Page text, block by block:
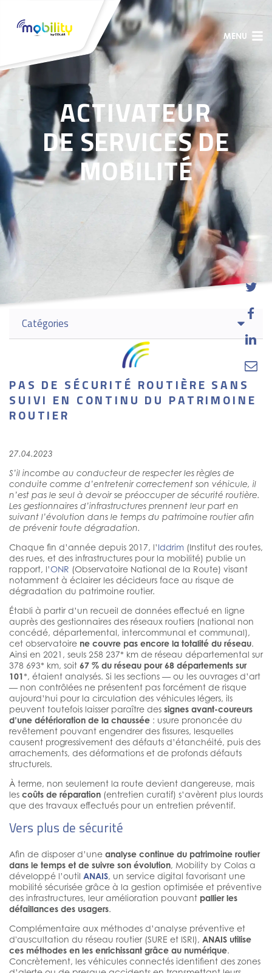
MENU
ACTIVATEUR
DE SERVICES DE
MOBILITÉ
PAS DE SÉCURITÉ ROUTIÈRE SANS
SUIVI EN CONTINU DU PATRIMOINE
ROUTIER
27.04.2023
S’il incombe au conducteur de respecter les règles de
conduite comme d’entretenir correctement son véhicule, il
n’est pas le seul à devoir se préoccuper de sécurité routière.
Les gestionnaires d’infrastructures prennent leur part en
suivant l’évolution dans le temps du patrimoine routier afin
de prévenir toute dégradation.
Chaque fin d’année depuis 2017, l’Iddrim (Institut des routes,
des rues, et des infrastructures pour la mobilité) publie un
rapport, l’ONR (Observatoire National de la Route) visant
notamment à éclairer les décideurs face au risque de
dégradation du patrimoine routier.
Établi à partir d’un recueil de données effectué en ligne
auprès des gestionnaires des réseaux routiers (national non
concédé, départemental, intercommunal et communal),
cet observatoire ne couvre pas encore la totalité du réseau.
Ainsi en 2021, seuls 258 237* km de réseau départemental sur
378 693* km, soit 67 % du réseau pour 68 départements sur
101*, étaient analysés. Si les sections — ou les ouvrages d’art
— non contrôlées ne présentent pas forcément de risque
aujourd’hui pour la circulation des véhicules légers, ils
peuvent toutefois laisser paraître des signes avant-coureurs
d’une détérioration de la chaussée : usure prononcée du
revêtement pouvant engendrer des fissures, lesquelles
causent progressivement des défauts d’étanchéité, puis des
arrachements, des déformations et de profonds défauts
structurels.
À terme, non seulement la route devient dangereuse, mais
les coûts de réparation (entretien curatif) s’avèrent plus lourds
que des travaux effectués pour un entretien préventif.
Vers plus de sécurité
Afin de disposer d’une analyse continue du patrimoine routier
dans le temps et de suivre son évolution, Mobility by Colas a
développé l’outil ANAIS, un service digital favorisant une
mobilité sécurisée grâce à la gestion optimisée et préventive
des infrastructures, leur amélioration pouvant pallier les
défaillances des usagers.
Complémentaire aux méthodes d’analyse préventive et
d'auscultation du réseau routier (SURE et ISRI), ANAIS utilise
ces méthodes en les enrichissant grâce au numérique.
Concrètement, les véhicules connectés identifient des zones




Catégories